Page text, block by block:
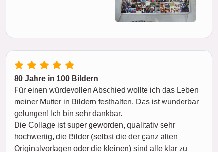
80 Jahre in 100 Bildern
Für einen würdevollen Abschied wollte ich das Leben
meiner Mutter in Bildern festhalten. Das ist wunderbar
gelungen! Ich bin sehr dankbar.
Die Collage ist super geworden, qualitativ sehr
hochwertig, die Bilder (selbst die der ganz alten
Originalvorlagen oder die kleinen) sind alle klar zu